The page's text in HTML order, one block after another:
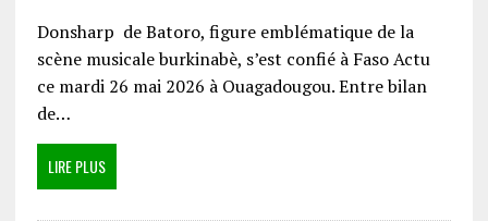
Donsharp de Batoro, figure emblématique de la
scène musicale burkinabè, s’est confié à Faso Actu
ce mardi 26 mai 2026 à Ouagadougou. Entre bilan
de…
LIRE PLUS